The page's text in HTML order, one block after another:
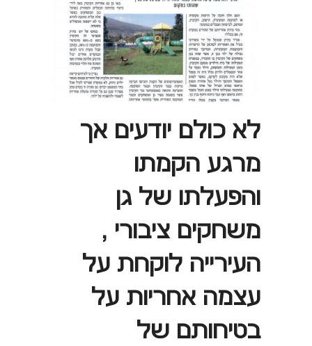
לא כולם יודעים אך
מרגע הקמתו
והפעלתו של גן
משחקים ציבורי ,
העירייה לוקחת על
עצמה אחריות על
בטיחותם של